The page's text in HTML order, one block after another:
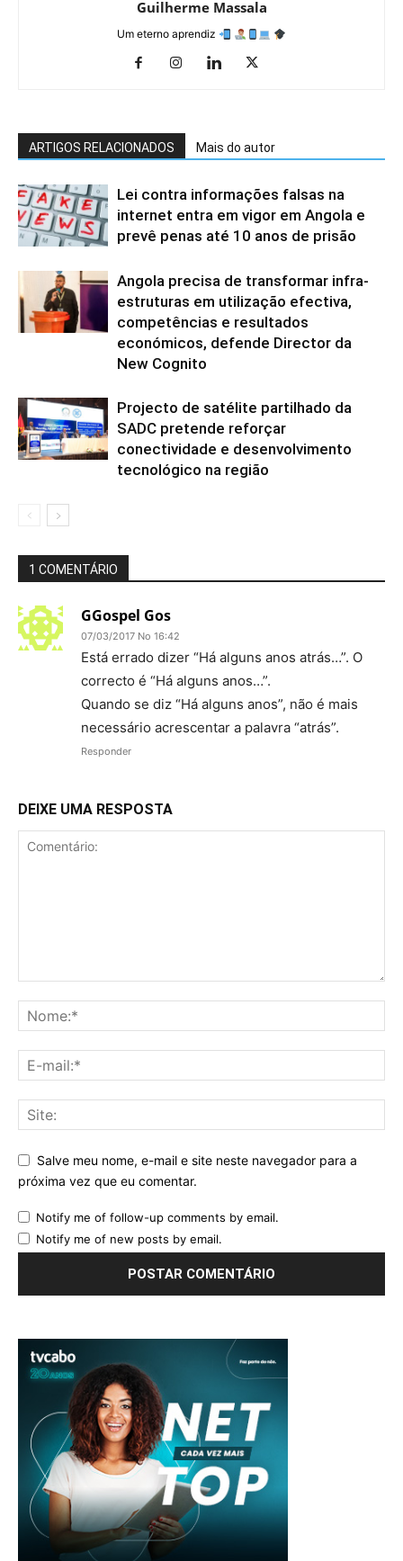
Guilherme Massala
Um eterno aprendiz
ARTIGOS RELACIONADOS Mais do autor
Lei contra informações falsas na
internet entra em vigor em Angola e
prevê penas até 10 anos de prisão
Angola precisa de transformar infra-
estruturas em utilização efectiva,
competências e resultados
económicos, defende Director da
New Cognito
Projecto de satélite partilhado da
SADC pretende reforçar
conectividade e desenvolvimento
tecnológico na região
1 COMENTÁRIO
GGospel Gos
07/03/2017 No 16:42
Está errado dizer “Há alguns anos atrás…”. O
correcto é “Há alguns anos…”.
Quando se diz “Há alguns anos”, não é mais
necessário acrescentar a palavra “atrás”.
Responder
DEIXE UMA RESPOSTA
Salve meu nome, e-mail e site neste navegador para a
próxima vez que eu comentar.
Notify me of follow-up comments by email.
Notify me of new posts by email.